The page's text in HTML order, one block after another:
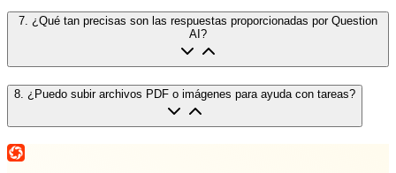
7 ¿Qué tan precisas son las respuestas proporcionadas por Question
AI?
8. ¿Puedo subir archivos PDF o imágenes para ayuda con tareas?